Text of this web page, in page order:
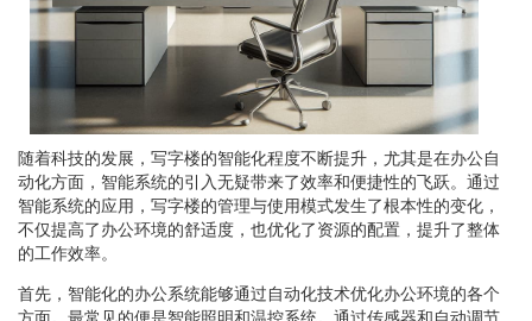
随着科技的发展，写字楼的智能化程度不断提升，尤其是在办公自
动化方面，智能系统的引入无疑带来了效率和便捷性的飞跃。通过
智能系统的应用，写字楼的管理与使用模式发生了根本性的变化，
不仅提高了办公环境的舒适度，也优化了资源的配置，提升了整体
的工作效率。
首先，智能化的办公系统能够通过自动化技术优化办公环境的各个